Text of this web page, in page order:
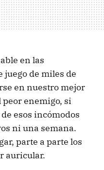
en las
juego de miles de
en nuestro mejor
enemigo, si
esos incómodos
ni una semana.
parte a parte los
auricular.